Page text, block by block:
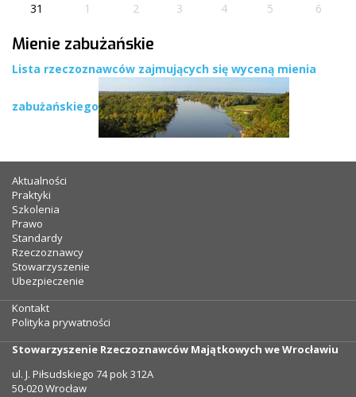
31
1 2 3 4 5 6
Mienie zabużańskie
Lista rzeczoznawców zajmujących się wyceną mienia
zabużańskiego
Aktualności
Praktyki
Szkolenia
Prawo
Standardy
Rzeczoznawcy
Stowarzyszenie
Ubezpieczenie
Kontakt
Polityka prywatności
Stowarzyszenie Rzeczoznawców Majątkowych we Wrocławiu
ul. J. Piłsudskiego 74 pok 312A
50-020 Wrocław